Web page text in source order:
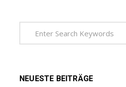
NEUESTE BEITRÄGE